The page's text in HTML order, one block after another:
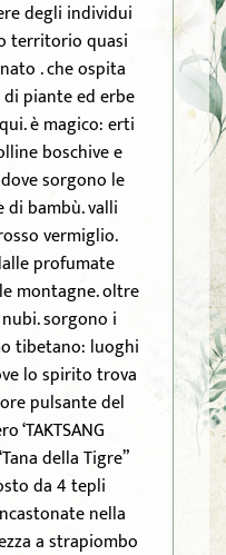
degli individui
territorio quasi
. che ospita
piante ed erbe
è magico: erti
boschive e
sorgono le
di bambù. valli
vermiglio.
profumate
montagne. oltre
sorgono i
tibetano: luoghi
lo spirito trova
pulsante del
‘TAKTSANG
della Tigre”
da 4 tepli
nella
a strapiombo